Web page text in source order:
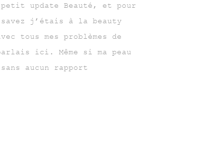
update Beauté, et pour
savez j’étais à la beauty
tous mes problèmes de
ici. Même si ma peau
aucun rapport